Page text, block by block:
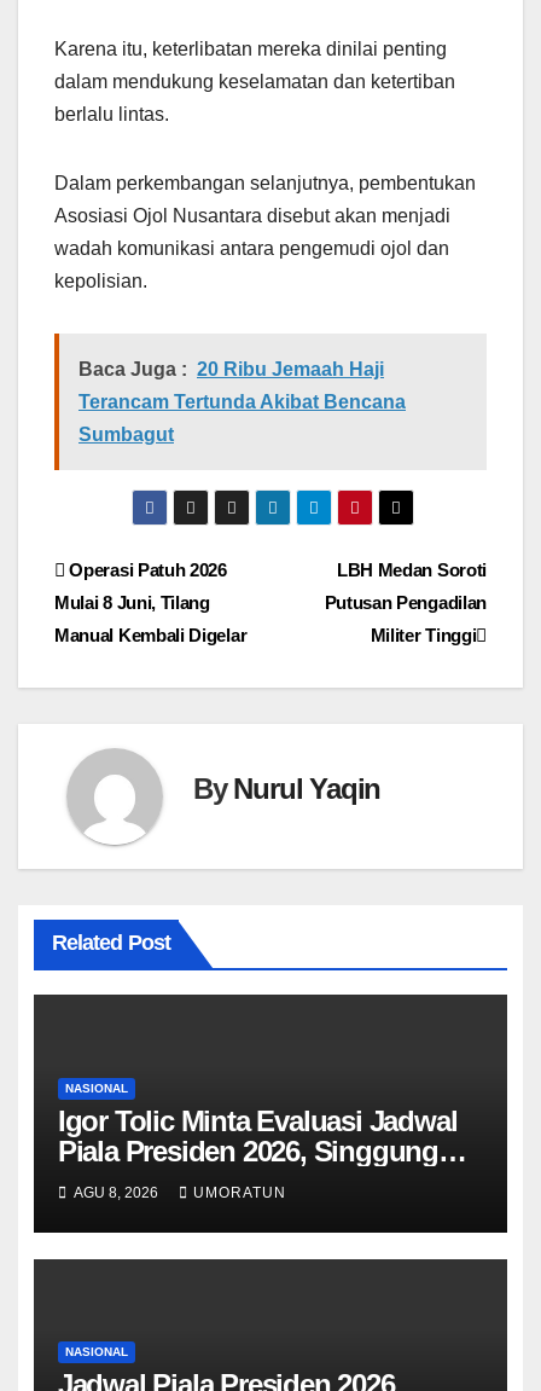
Karena itu, keterlibatan mereka dinilai penting
dalam mendukung keselamatan dan ketertiban
berlalu lintas.
Dalam perkembangan selanjutnya, pembentukan
Asosiasi Ojol Nusantara disebut akan menjadi
wadah komunikasi antara pengemudi ojol dan
kepolisian.
Baca Juga : 20 Ribu Jemaah Haji
Terancam Tertunda Akibat Bencana
Sumbagut
Navigasi
pos
LBH Medan Soroti
Putusan Pengadilan
Militer Tinggi
Operasi Patuh 2026
Mulai 8 Juni, Tilang
Manual Kembali Digelar
ByNurul Yaqin
Related Post
NASIONAL
Igor Tolic Minta Evaluasi Jadwal
Piala Presiden 2026, Singgung
Aturan FIFA soal Recovery 72
AGU 8, 2026 UMORATUN
NASIONAL